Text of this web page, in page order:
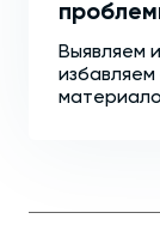
Выявляем